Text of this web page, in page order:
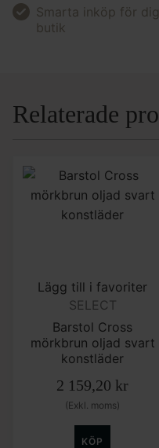
Smarta inköp för
butik
Relaterade
Lägg till i favoriter
SELECT
Barstol Cross
mörkbrun oljad svart
konstläder
2 159,20 kr
(Exkl. moms)
KÖP